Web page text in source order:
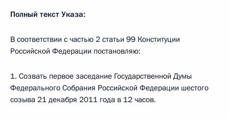
Полный текст Указа:
В соответствии с частью 2 статьи 99 Конституции
Российской Федерации постановляю:
1. Созвать первое заседание Государственной Думы
Федерального Собрания Российской Федерации шестого
созыва 21 декабря 2011 года в 12 часов.